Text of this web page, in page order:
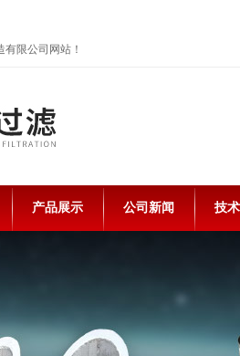
限公司网站！
产品展示 公司新闻 技